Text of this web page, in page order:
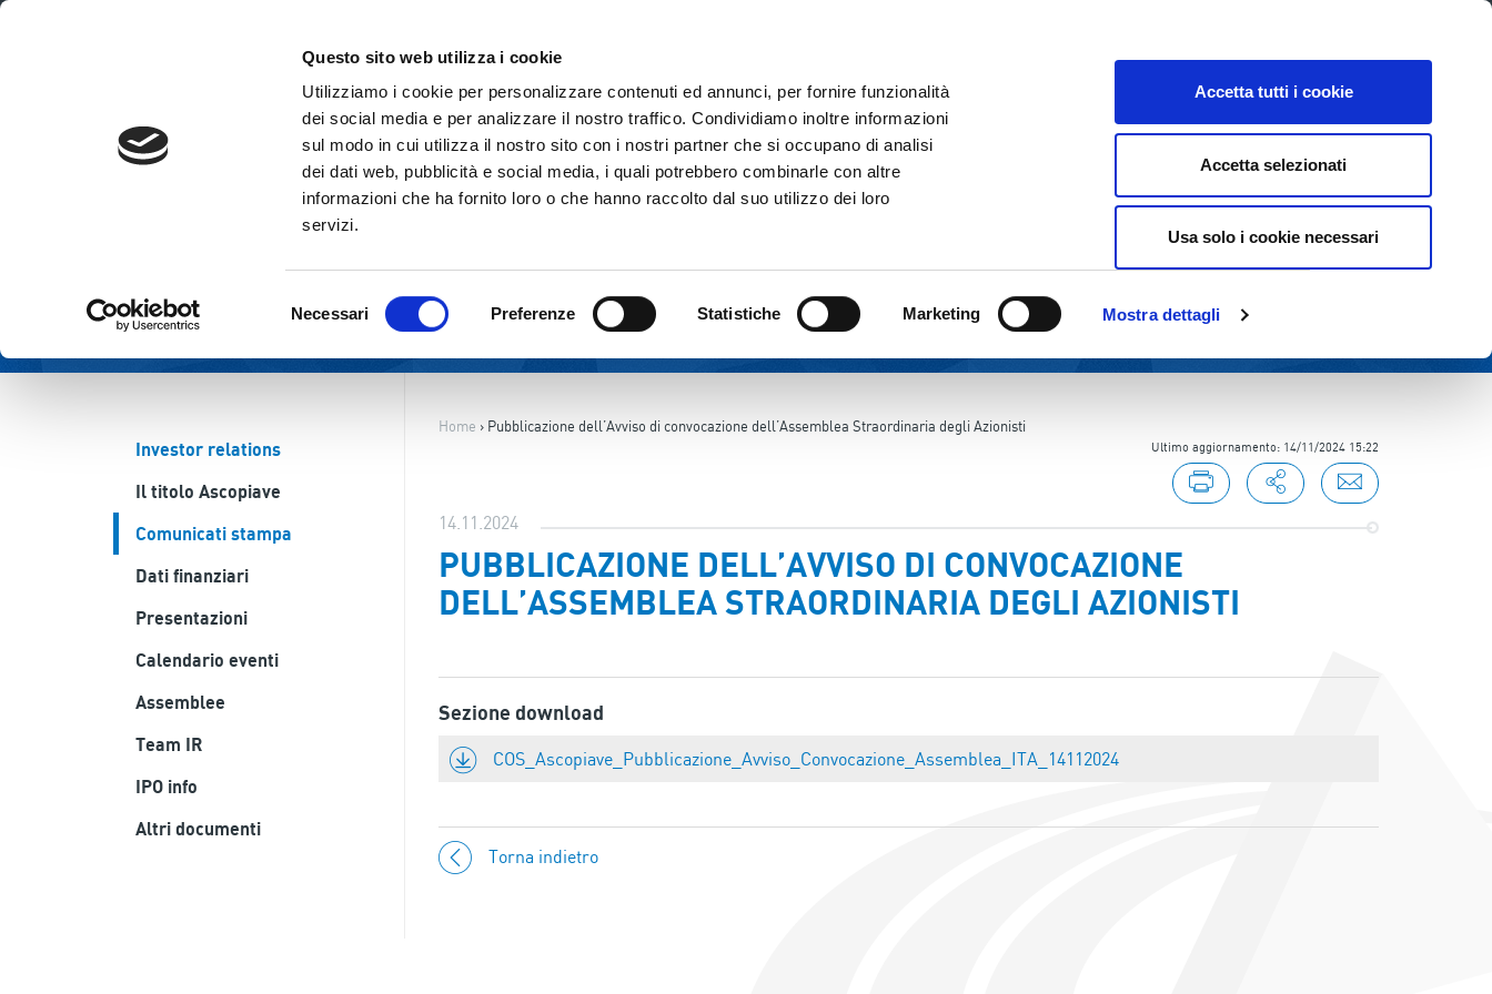
Questo sito web utilizza i cookie
Utilizziamo i cookie per personalizzare contenuti ed annunci, per fornire funzionalità
dei social media e per analizzare il nostro traffico. Condividiamo inoltre informazioni
sul modo in cui utilizza il nostro sito con i nostri partner che si occupano di analisi
dei dati web, pubblicità e social media, i quali potrebbero combinarle con altre
informazioni che ha fornito loro o che hanno raccolto dal suo utilizzo dei loro
servizi.
del
Necessari Preferenze Statistiche Marketing Mostra dettagli
Accetta tutti i cookie
Accetta selezionati
Usa solo i cookie necessari
IL GRUPPO ATTIVITÀ CORPORATE GOVERNANCE INVESTOR RELATIONS SOSTENIBILITÀ
Investor relations
Il titolo Ascopiave
Comunicati stampa
Dati finanziari
Presentazioni
Calendario eventi
Assemblee
Team IR
IPO info
Altri documenti
Home › Pubblicazione dell’Avviso di convocazione dell’Assemblea Straordinaria degli Azionisti
Ultimo aggiornamento: 14/11/2024 15:22
14.11.2024
PUBBLICAZIONE DELL’AVVISO DI CONVOCAZIONE
DELL’ASSEMBLEA STRAORDINARIA DEGLI AZIONISTI
Sezione download
COS_Ascopiave_Pubblicazione_Avviso_Convocazione_Assemblea_ITA_14112024
Torna indietro